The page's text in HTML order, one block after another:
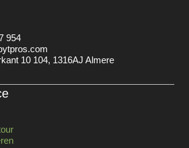
954
10 104, 1316AJ Almere